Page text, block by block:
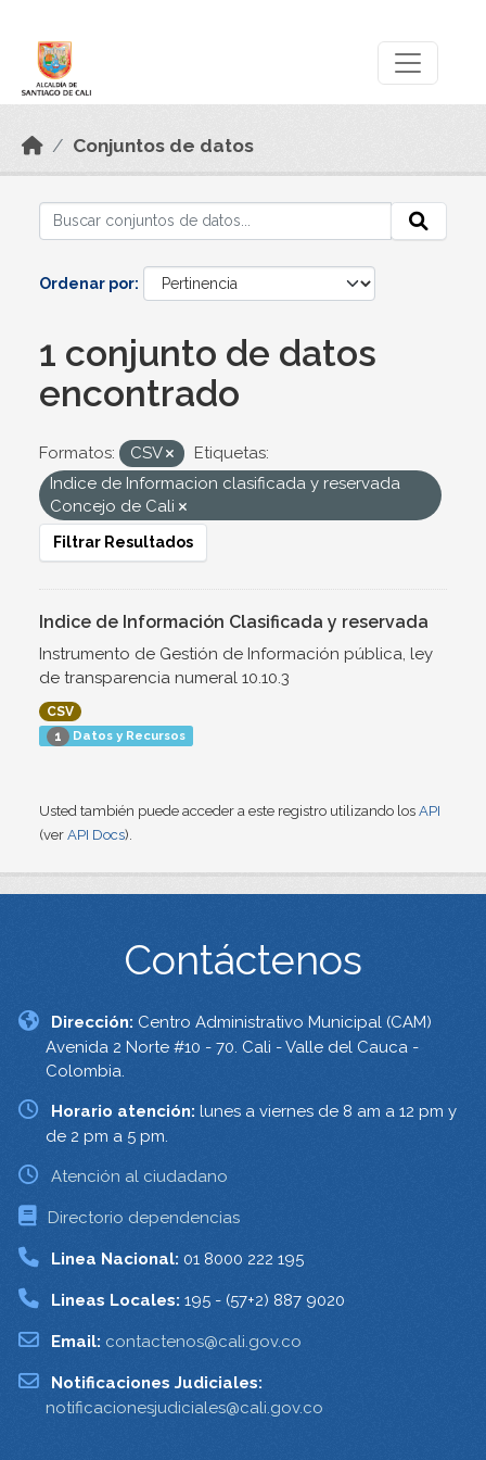
Conjuntos de datos
Ordenar por
1 conjunto de datos
encontrado
Formatos: CSV
Etiquetas:
Indice de Informacion clasificada y reservada
Concejo de Cali
Filtrar Resultados
Indice de Información Clasificada y reservada
Instrumento de Gestión de Información pública, ley
de transparencia numeral 10.10.3
CSV
1 Datos y Recursos
Usted también puede acceder a este registro utilizando los API
(ver API Docs).
Contáctenos
Dirección: Centro Administrativo Municipal (CAM)
Avenida 2 Norte #10 - 70. Cali - Valle del Cauca -
Colombia.
Horario atención: lunes a viernes de 8 am a 12 pm y
de 2 pm a 5 pm.
Atención al ciudadano
Directorio dependencias
Linea Nacional: 01 8000 222 195
Lineas Locales: 195 - (57+2) 887 9020
Email: contactenos@cali.gov.co
Notificaciones Judiciales:
notificacionesjudiciales@cali.gov.co